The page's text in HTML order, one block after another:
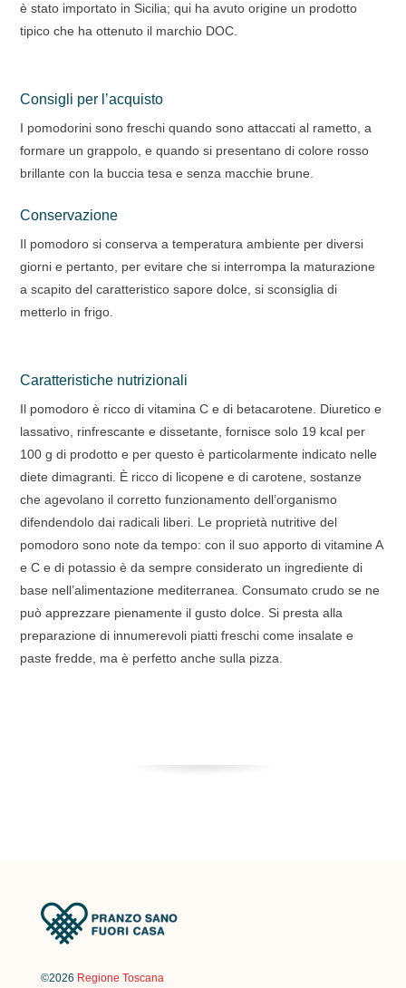
è stato importato in Sicilia; qui ha avuto origine un prodotto
tipico che ha ottenuto il marchio DOC.
Consigli per l’acquisto
I pomodorini sono freschi quando sono attaccati al rametto, a
formare un grappolo, e quando si presentano di colore rosso
brillante con la buccia tesa e senza macchie brune.
Conservazione
Il pomodoro si conserva a temperatura ambiente per diversi
giorni e pertanto, per evitare che si interrompa la maturazione
a scapito del caratteristico sapore dolce, si sconsiglia di
metterlo in frigo.
Caratteristiche nutrizionali
Il pomodoro è ricco di vitamina C e di betacarotene. Diuretico e
lassativo, rinfrescante e dissetante, fornisce solo 19 kcal per
100 g di prodotto e per questo è particolarmente indicato nelle
diete dimagranti. È ricco di licopene e di carotene, sostanze
che agevolano il corretto funzionamento dell’organismo
difendendolo dai radicali liberi. Le proprietà nutritive del
pomodoro sono note da tempo: con il suo apporto di vitamine A
e C e di potassio è da sempre considerato un ingrediente di
base nell’alimentazione mediterranea. Consumato crudo se ne
può apprezzare pienamente il gusto dolce. Si presta alla
preparazione di innumerevoli piatti freschi come insalate e
paste fredde, ma è perfetto anche sulla pizza.
©2026 Regione Toscana